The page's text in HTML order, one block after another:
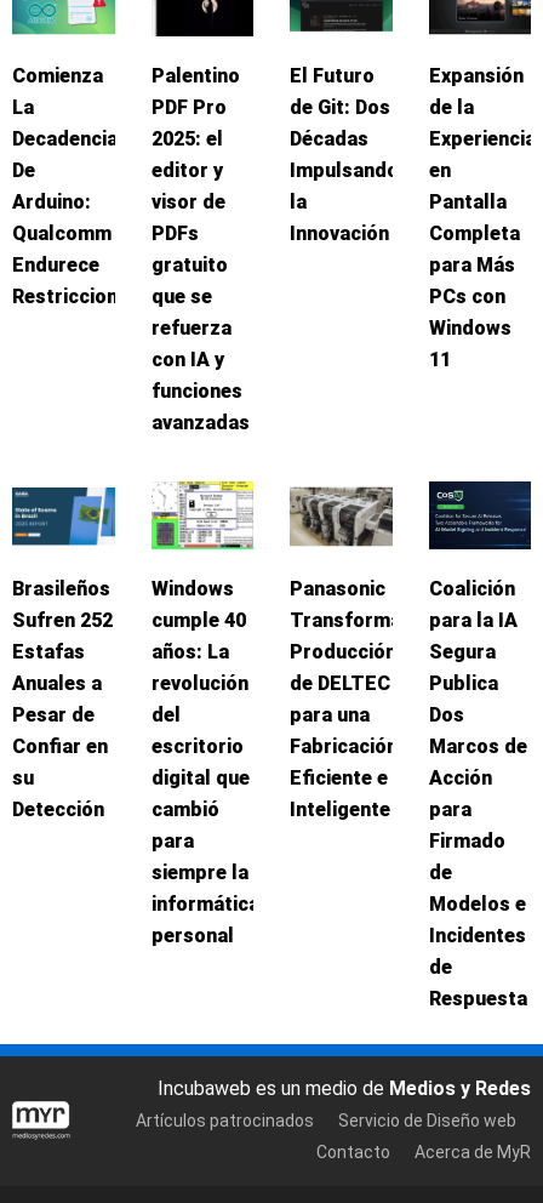
Comienza
La
Decadencia
De
Arduino:
Qualcomm
Endurece
Restricciones
Palentino
PDF Pro
2025: el
editor y
visor de
PDFs
gratuito
que se
refuerza
con IA y
funciones
avanzadas
El Futuro
de Git: Dos
Décadas
Impulsando
la
Innovación
Expansión
de la
Experiencia
en
Pantalla
Completa
para Más
PCs con
Windows
11
Brasileños
Sufren 252
Estafas
Anuales a
Pesar de
Confiar en
su
Detección
Windows
cumple 40
años: La
revolución
del
escritorio
digital que
cambió
para
siempre la
informática
personal
Panasonic
Transforma
Producción
de DELTEC
para una
Fabricación
Eficiente e
Inteligente
Coalición
para la IA
Segura
Publica
Dos
Marcos de
Acción
para
Firmado
de
Modelos e
Incidentes
de
Respuesta
Incubaweb es un medio de Medios y Redes
Artículos patrocinados
Servicio de Diseño web
Contacto
Acerca de MyR